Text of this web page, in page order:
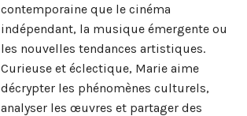
contemporaine que le cinéma
indépendant, la musique émergente ou
les nouvelles tendances artistiques.
Curieuse et éclectique, Marie aime
décrypter les phénomènes culturels,
analyser les œuvres et partager des